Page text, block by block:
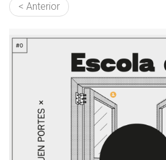
< Anterior